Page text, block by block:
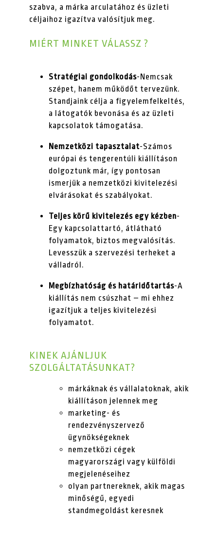
szabva, a márka arculatához és üzleti
céljaihoz igazítva valósítjuk meg.
MIÉRT MINKET VÁLASSZ ?
Stratégiai gondolkodás-Nemcsak
szépet, hanem működőt tervezünk.
Standjaink célja a figyelemfelkeltés,
a látogatók bevonása és az üzleti
kapcsolatok támogatása.
Nemzetközi tapasztalat-Számos
európai és tengerentúli kiállításon
dolgoztunk már, így pontosan
ismerjük a nemzetközi kivitelezési
elvárásokat és szabályokat.
Teljes körű kivitelezés egy kézben-
Egy kapcsolattartó, átlátható
folyamatok, biztos megvalósítás.
Levesszük a szervezési terheket a
válladról.
Megbízhatóság és határidőtartás-A
kiállítás nem csúszhat – mi ehhez
igazítjuk a teljes kivitelezési
folyamatot.
KINEK AJÁNLJUK
SZOLGÁLTATÁSUNKAT?
márkáknak és vállalatoknak, akik
kiállításon jelennek meg
marketing- és
rendezvényszervező
ügynökségeknek
nemzetközi cégek
magyarországi vagy külföldi
megjelenéseihez
olyan partnereknek, akik magas
minőségű, egyedi
standmegoldást keresnek